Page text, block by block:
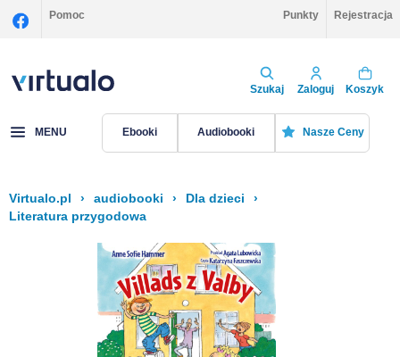
Pomoc Punkty Rejestracja
Szukaj Zaloguj Koszyk
MENU Ebooki Audiobooki Nasze Ceny
Virtualo.pl › audiobooki › Dla dzieci
›
Literatura przygodowa